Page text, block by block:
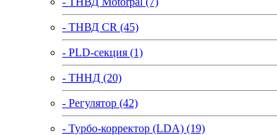
- ТНВД CR (45)
- PLD-секция (1)
- ТННД (20)
- Регулятор (42)
- Турбо-корректор (LDA) (19)